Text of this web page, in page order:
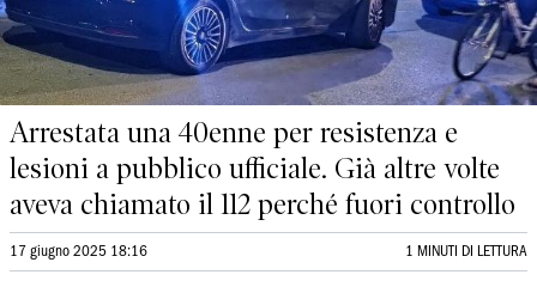
Arrestata una 40enne per resistenza e
lesioni a pubblico ufficiale. Già altre volte
aveva chiamato il 112 perché fuori controllo
17 giugno 2025 18:16 1 MINUTI DI LETTURA